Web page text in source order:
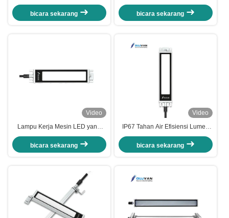
Debu Tahan Ledakan Daya
Tinggi Peringkat Tahan Air IP67
bicara sekarang
Kecerahan Tinggi 24V Tahan
Ledakan IP67 LED Gooseneck
bicara sekarang
Video
Lampu Kerja Mesin LED yang
Dapat Disesuaikan Stabil Tahan
Ledakan Lampu Mesin CNC
bicara sekarang
Video
IP67 Tahan Air Efisiensi Lumen
Tinggi Mesin LED Paduan
Aluminium Lampu Kerja untuk
CNC dan Penggunaan Industri
bicara sekarang